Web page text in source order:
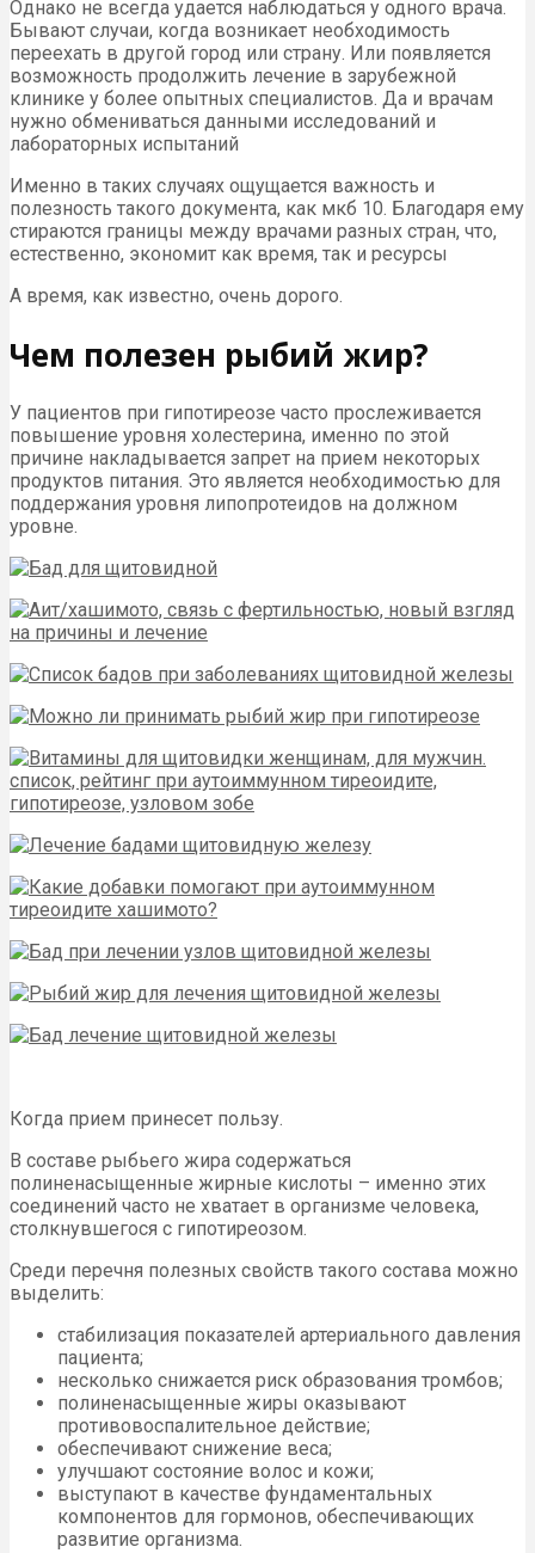
Однако не всегда удается наблюдаться у одного врача.
Бывают случаи, когда возникает необходимость
переехать в другой город или страну. Или появляется
возможность продолжить лечение в зарубежной
клинике у более опытных специалистов. Да и врачам
нужно обмениваться данными исследований и
лабораторных испытаний
Именно в таких случаях ощущается важность и
полезность такого документа, как мкб 10. Благодаря ему
стираются границы между врачами разных стран, что,
естественно, экономит как время, так и ресурсы
А время, как известно, очень дорого.
Чем полезен рыбий жир?
У пациентов при гипотиреозе часто прослеживается
повышение уровня холестерина, именно по этой
причине накладывается запрет на прием некоторых
продуктов питания. Это является необходимостью для
поддержания уровня липопротеидов на должном
уровне.
Когда прием принесет пользу.
В составе рыбьего жира содержаться
полиненасыщенные жирные кислоты – именно этих
соединений часто не хватает в организме человека,
столкнувшегося с гипотиреозом.
Среди перечня полезных свойств такого состава можно
выделить:
стабилизация показателей артериального давления
пациента;
несколько снижается риск образования тромбов;
полиненасыщенные жиры оказывают
противовоспалительное действие;
обеспечивают снижение веса;
улучшают состояние волос и кожи;
выступают в качестве фундаментальных
компонентов для гормонов, обеспечивающих
развитие организма.